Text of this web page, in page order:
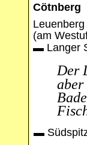
Cötnberg
(am
▬Langer
Der
aber
▬